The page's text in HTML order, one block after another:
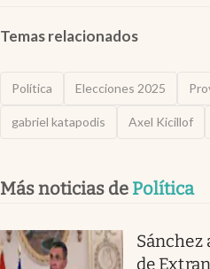
Temas relacionados
Política Elecciones 2025
gabriel katapodis Axel Kicillof
Más noticias de Política
Sánchez
de